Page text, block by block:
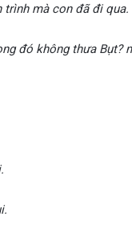
trình mà con đã đi qua.
đó không thưa Bụt?